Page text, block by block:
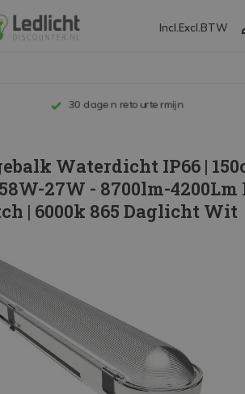
Incl. Excl. BTW
Tot 10 jaar garantie
Waterdicht IP66 |
27W - 8700lm-
| 6000k 865 Daglicht Wit